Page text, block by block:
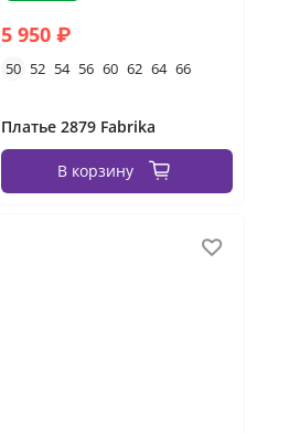
5 950 ₽
50 52 54 56 60 62 64 66
Платье 2879 Fabrika
В корзину